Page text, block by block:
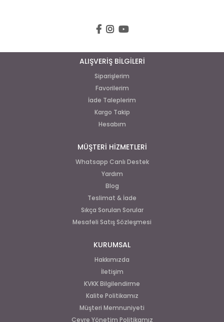
ALIŞVERİŞ BİLGİLERİ
Siparişlerim
Favorilerim
İade Taleplerim
Kargo Takip
Hesabım
MÜŞTERİ HİZMETLERİ
Whatsapp Canlı Destek
Yardım
Blog
Teslimat & İade
Sıkça Sorulan Sorular
Mesafeli Satış Sözleşmesi
KURUMSAL
Hakkımızda
İletişim
KVKK Bilgilendirme
Kalite Politikamız
Müşteri Memnuniyeti
Çevre Yönetim Politikamız